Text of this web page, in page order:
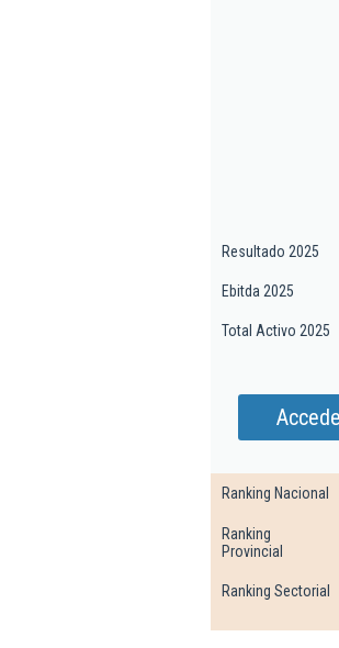
Resultado 2025
Ebitda 2025
Total Activo 2025
Ranking Nacional
Ranking
Provincial
Ranking Sectorial